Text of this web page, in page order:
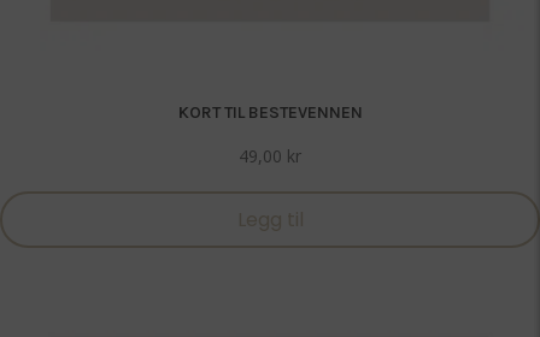
KORT TIL BESTEVENNEN
49,00 kr
Legg til